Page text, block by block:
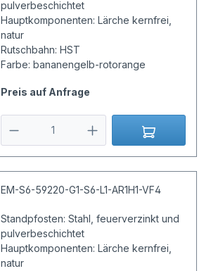
pulverbeschichtet
Hauptkomponenten: Lärche kernfrei,
natur
Rutschbahn: HST
Farbe: bananengelb-rotorange
Preis auf Anfrage
EM-S6-59220-G1-S6-L1-AR1H1-VF4
Standpfosten: Stahl, feuerverzinkt und
pulverbeschichtet
Hauptkomponenten: Lärche kernfrei,
natur